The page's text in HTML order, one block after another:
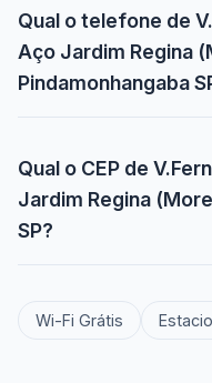
Qual o telefone de
Aço Jardim Regina
Pindamonhangaba
Qual o CEP de
Jardim Regina
SP?
Wi-Fi Grátis